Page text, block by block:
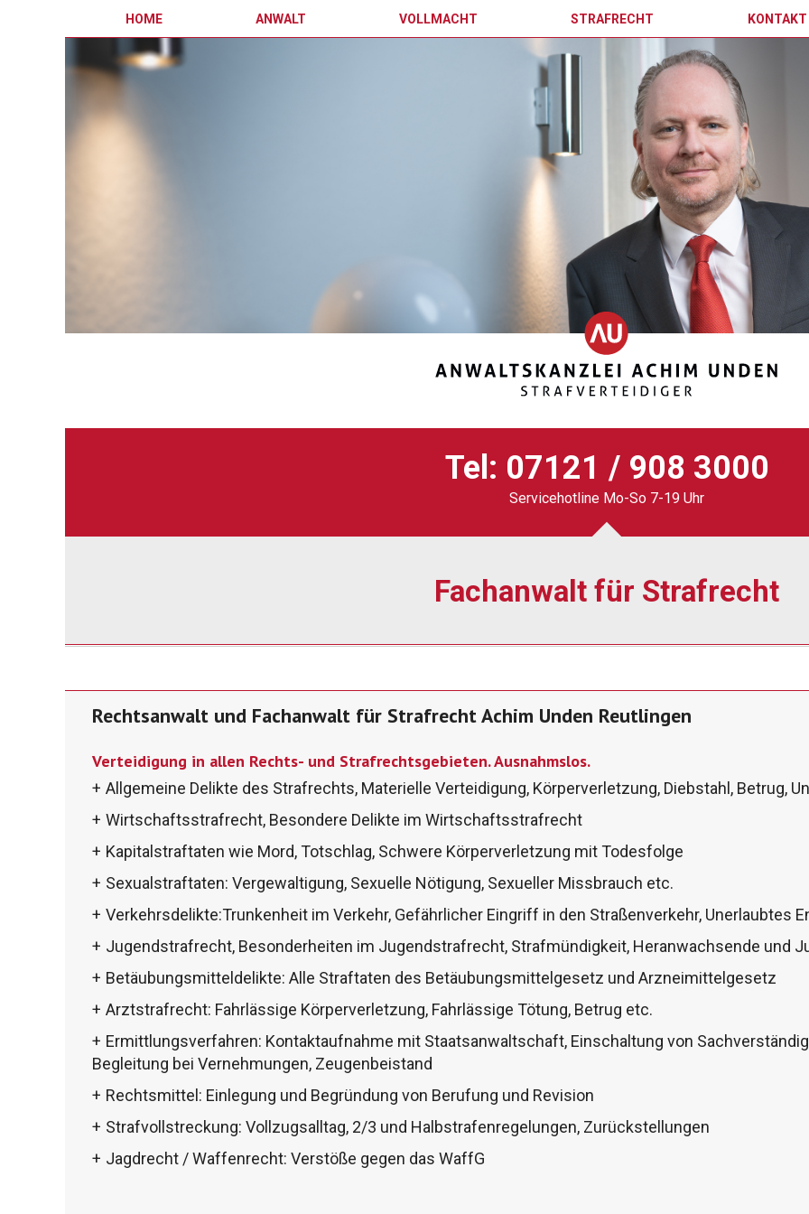
HOME ANWALT VOLLMACHT STRAFRECHT KONTAKT
Tel: 07121 / 908 3000
Servicehotline Mo-So 7-19 Uhr
Fachanwalt für Strafrecht
Rechtsanwalt und Fachanwalt für Strafrecht Achim Unden Reutlingen
Verteidigung in allen Rechts- und Strafrechtsgebieten. Ausnahmslos.
Allgemeine Delikte des Strafrechts, Materielle Verteidigung, Körperverletzung, Diebstahl, Betrug,
Wirtschaftsstrafrecht, Besondere Delikte im Wirtschaftsstrafrecht
Kapitalstraftaten wie Mord, Totschlag, Schwere Körperverletzung mit Todesfolge
Sexualstraftaten: Vergewaltigung, Sexuelle Nötigung, Sexueller Missbrauch etc.
Verkehrsdelikte:Trunkenheit im Verkehr, Gefährlicher Eingriff in den Straßenverkehr, Unerlaubtes
Jugendstrafrecht, Besonderheiten im Jugendstrafrecht, Strafmündigkeit, Heranwachsende und
Betäubungsmitteldelikte: Alle Straftaten des Betäubungsmittelgesetz und Arzneimittelgesetz
Arztstrafrecht: Fahrlässige Körperverletzung, Fahrlässige Tötung, Betrug etc.
Ermittlungsverfahren: Kontaktaufnahme mit Staatsanwaltschaft, Einschaltung von
Begleitung bei Vernehmungen, Zeugenbeistand
Rechtsmittel: Einlegung und Begründung von Berufung und Revision
Strafvollstreckung: Vollzugsalltag, 2/3 und Halbstrafenregelungen, Zurückstellungen
Jagdrecht / Waffenrecht: Verstöße gegen das WaffG